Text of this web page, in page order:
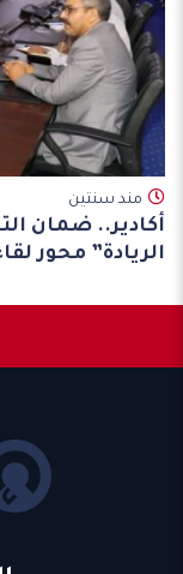
مند سنتين
أكادير.. ضمان
الريادة” محور